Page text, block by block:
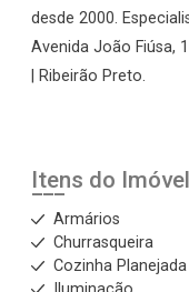
desde 2000.
Avenida João Fiúsa,
| Ribeirão Preto.
Itens do Imóvel
Armários
Churrasqueira
Cozinha Planejada